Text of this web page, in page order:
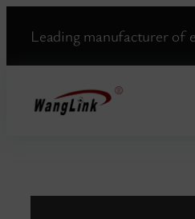
contenu
Leading manufacturer of